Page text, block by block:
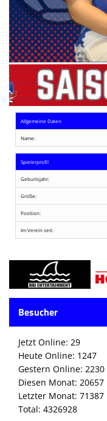
DIE HAIE I Intern
Partner
Allgemeine Daten
Name:
Spielerprofil
Geburtsjahr:
Größe:
Position:
Im Verein seit:
Besucher
Jetzt Online: 29
Heute Online: 1247
Gestern Online: 2230
Diesen Monat: 20657
Letzter Monat: 71387
Total: 4326928